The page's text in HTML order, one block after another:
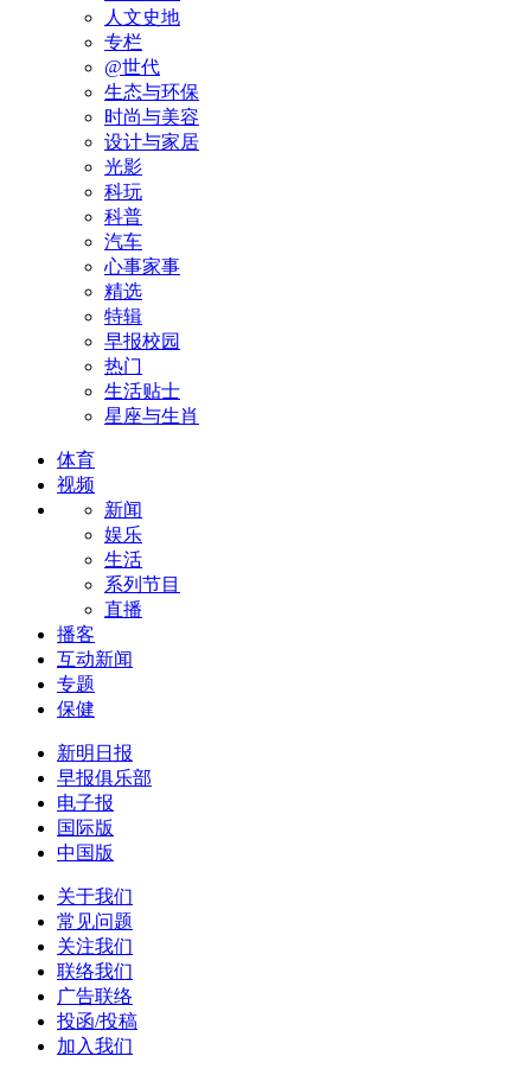
人文史地
专栏
@世代
生态与环保
时尚与美容
设计与家居
光影
科玩
科普
汽车
心事家事
精选
特辑
早报校园
热门
生活贴士
星座与生肖
体育
视频
新闻
娱乐
生活
系列节目
直播
播客
互动新闻
专题
保健
新明日报
早报俱乐部
电子报
国际版
中国版
关于我们
常见问题
关注我们
联络我们
广告联络
投函/投稿
加入我们